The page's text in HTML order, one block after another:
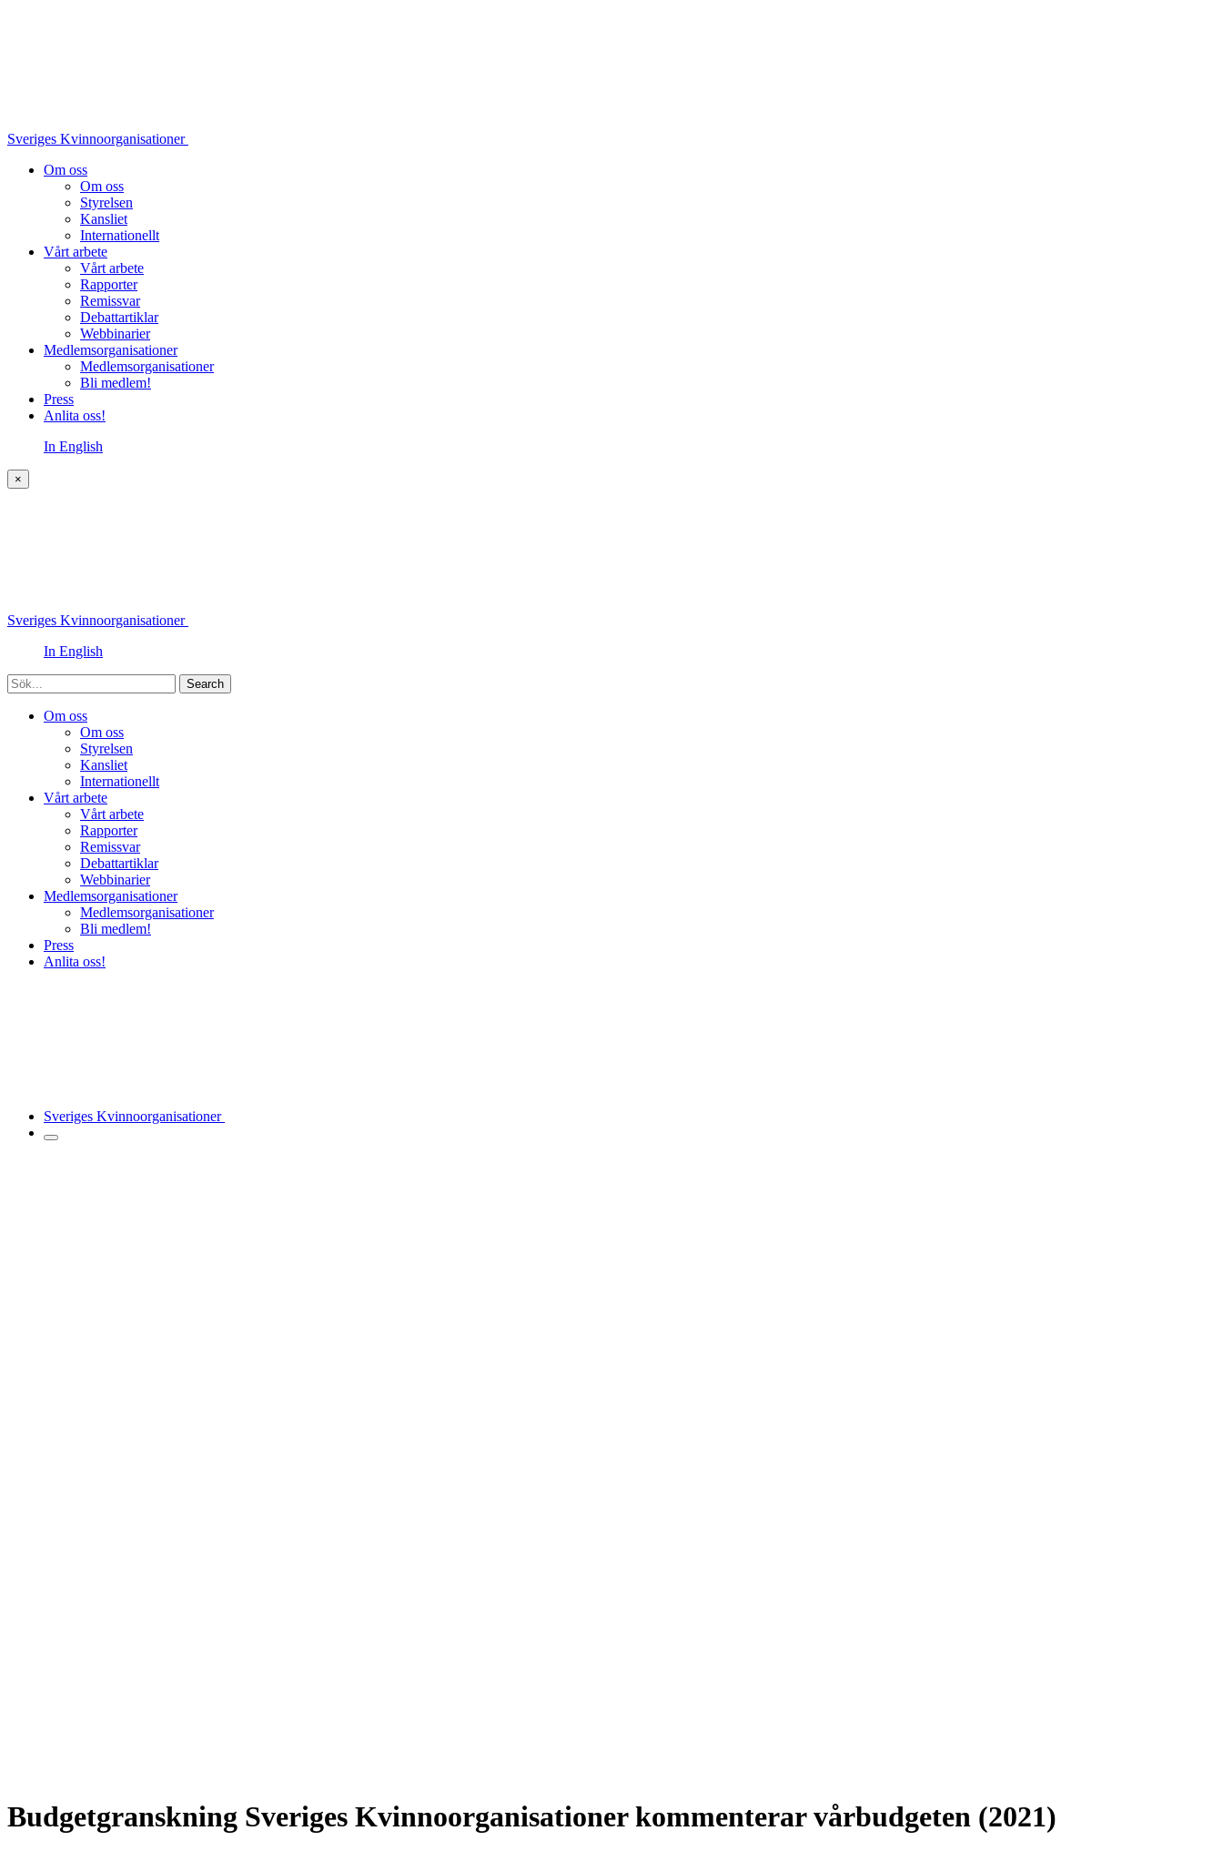
Sveriges Kvinnoorganisationer
Om oss
Om oss
Styrelsen
Kansliet
Internationellt
Vårt arbete
Vårt arbete
Rapporter
Remissvar
Debattartiklar
Webbinarier
Medlemsorganisationer
Medlemsorganisationer
Bli medlem!
Press
Anlita oss!
In English
×
Sveriges Kvinnoorganisationer
In English
Sök
Om oss
Om oss
Styrelsen
Kansliet
Internationellt
Vårt arbete
Vårt arbete
Rapporter
Remissvar
Debattartiklar
Webbinarier
Medlemsorganisationer
Medlemsorganisationer
Bli medlem!
Press
Anlita oss!
Sveriges Kvinnoorganisationer
Budgetgranskning Sveriges Kvinnoorganisationer kommenterar vårbudgeten (2021)